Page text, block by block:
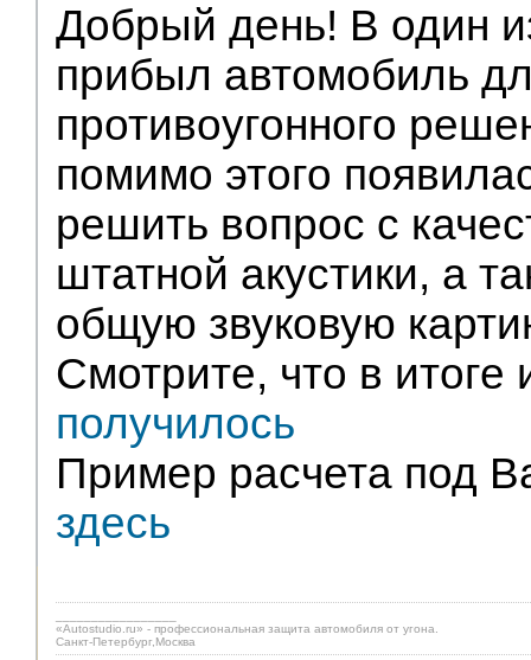
Добрый день! В один
прибыл автомобиль
противоугонного
помимо этого
решить вопрос с
штатной акустики, а
общую звуковую
Смотрите, что в итоге
получилось
Пример расчета под
здесь
«Autostudio.ru» - профессиональная защита автомобиля от угона.
Санкт-Петербург,Москва